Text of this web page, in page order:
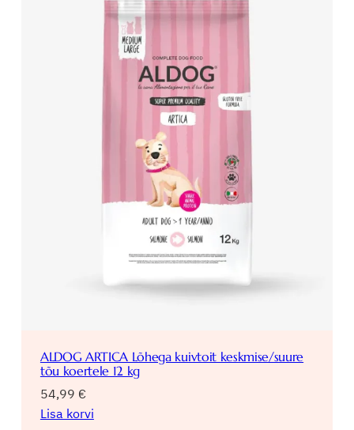
ALDOG ARTICA Lõhega kuivtoit keskmise/suure
tõu koertele 12 kg
54,99 €
Lisa korvi